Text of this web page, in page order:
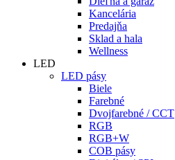
Kancelária
Predajňa
Sklad a hala
Wellness
LED
LED pásy
Biele
Farebné
Dvojfarebné / CCT
RGB
RGB+W
COB pásy